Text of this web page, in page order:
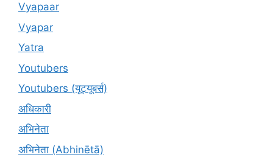
Vyapaar
Vyapar
Yatra
Youtubers
Youtubers (यूट्यूबर्स)
अधिकारी
अभिनेता
अभिनेता (Abhinētā)